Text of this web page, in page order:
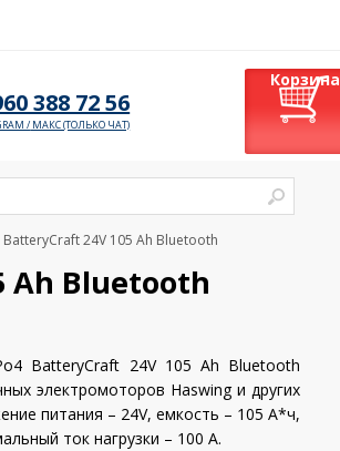
388 72 56
/ МАКС (ТОЛЬКО ЧАТ)
Корзина
24V 105 Ah Bluetooth
Ah Bluetooth
BatteryCraft 24V 105 Ah Bluetooth
электромоторов Haswing и других
питания – 24V, емкость – 105 А*ч,
ток нагрузки – 100 А.